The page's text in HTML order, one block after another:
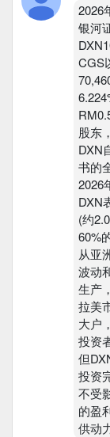
2026
银河
CGS
股东
DXN
书的
2026
DXN
(约
60%
从亚
波动
生产
拉美
大户
投资
但
投资
不受
的盈
供动